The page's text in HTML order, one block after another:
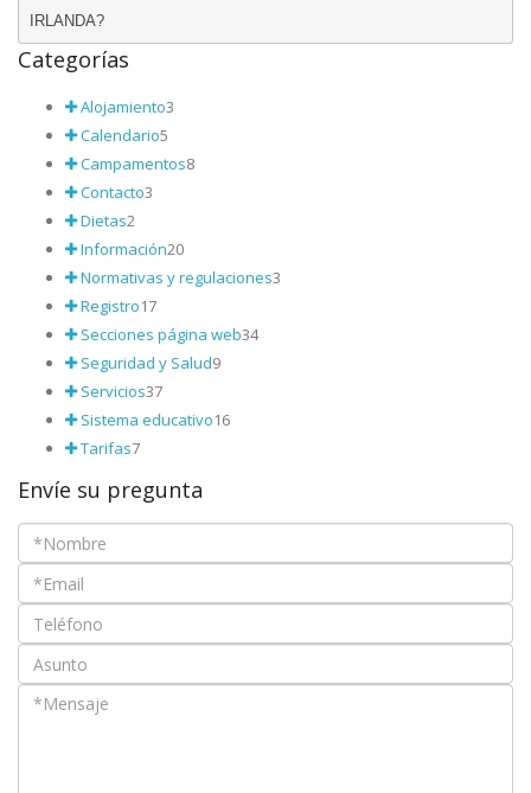
IRLANDA?
Categorías
Alojamiento3
Calendario5
Campamentos8
Contacto3
Dietas2
Información20
Normativas y regulaciones3
Registro17
Secciones página web34
Seguridad y Salud9
Servicios37
Sistema educativo16
Tarifas7
Envíe su pregunta